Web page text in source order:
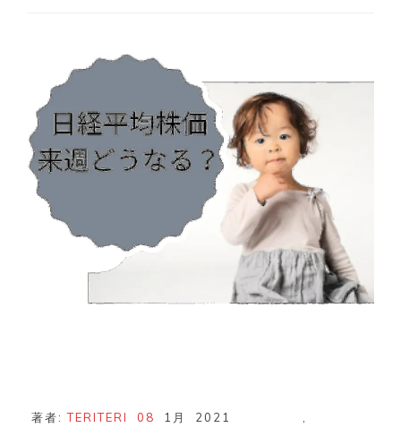
著者:TERITERI 08 1月 2021